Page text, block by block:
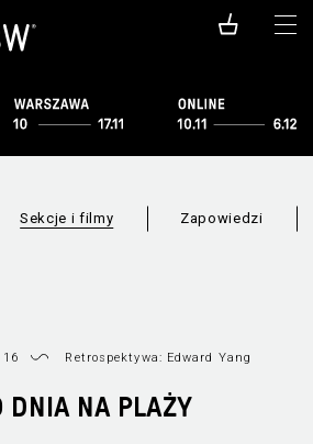
Sekcje i filmy Zapowiedzi
Retrospektywa: Edward Yang
DNIA NA PLAŻY